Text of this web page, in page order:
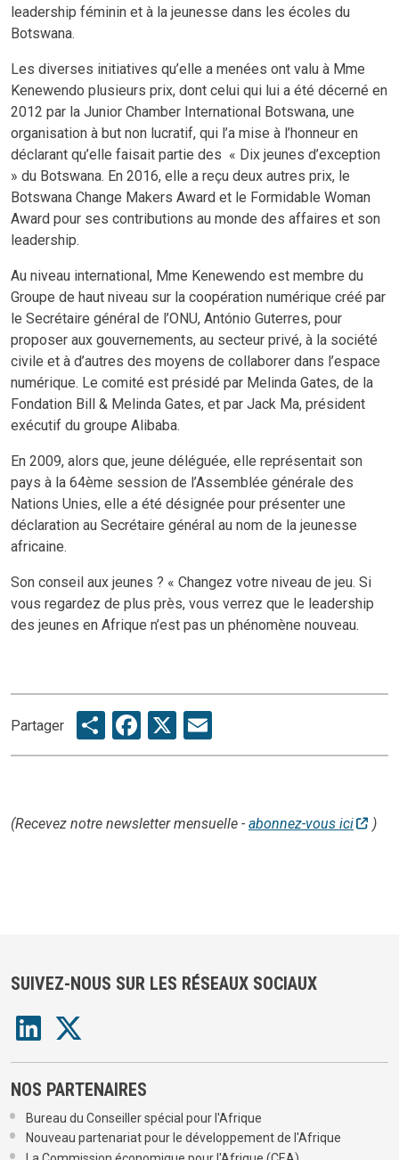
leadership féminin et à la jeunesse dans les écoles du
Botswana.
Les diverses initiatives qu’elle a menées ont valu à Mme
Kenewendo plusieurs prix, dont celui qui lui a été décerné en
2012 par la Junior Chamber International Botswana, une
organisation à but non lucratif, qui l’a mise à l’honneur en
déclarant qu’elle faisait partie des « Dix jeunes d’exception
» du Botswana. En 2016, elle a reçu deux autres prix, le
Botswana Change Makers Award et le Formidable Woman
Award pour ses contributions au monde des affaires et son
leadership.
Au niveau international, Mme Kenewendo est membre du
Groupe de haut niveau sur la coopération numérique créé par
le Secrétaire général de l’ONU, António Guterres, pour
proposer aux gouvernements, au secteur privé, à la société
civile et à d’autres des moyens de collaborer dans l’espace
numérique. Le comité est présidé par Melinda Gates, de la
Fondation Bill & Melinda Gates, et par Jack Ma, président
exécutif du groupe Alibaba.
En 2009, alors que, jeune déléguée, elle représentait son
pays à la 64ème session de l’Assemblée générale des
Nations Unies, elle a été désignée pour présenter une
déclaration au Secrétaire général au nom de la jeunesse
africaine.
Son conseil aux jeunes ? « Changez votre niveau de jeu. Si
vous regardez de plus près, vous verrez que le leadership
des jeunes en Afrique n’est pas un phénomène nouveau.
Partager ShareFacebook
X
(Recevez notre newsletter mensuelle - abonnez-vous ici )
SUIVEZ-NOUS SUR LES RÉSEAUX SOCIAUX
NOS PARTENAIRES
Bureau du Conseiller spécial pour l'Afrique
Nouveau partenariat pour le développement de l'Afrique